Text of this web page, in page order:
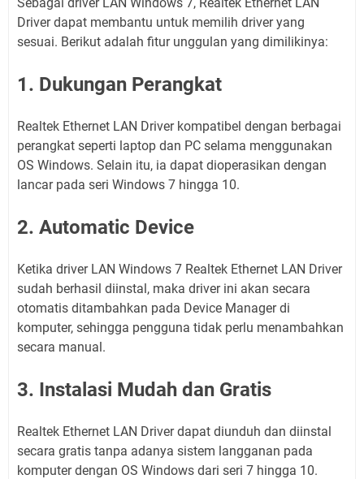
Driver dapat membantu untuk memilih driver yang
sesuai. Berikut adalah fitur unggulan yang dimilikinya:
1. Dukungan Perangkat
Realtek Ethernet LAN Driver kompatibel dengan berbagai
perangkat seperti laptop dan PC selama menggunakan
OS Windows. Selain itu, ia dapat dioperasikan dengan
lancar pada seri Windows 7 hingga 10.
2. Automatic Device
Ketika driver LAN Windows 7 Realtek Ethernet LAN Driver
sudah berhasil diinstal, maka driver ini akan secara
otomatis ditambahkan pada Device Manager di
komputer, sehingga pengguna tidak perlu menambahkan
secara manual.
3. Instalasi Mudah dan Gratis
Realtek Ethernet LAN Driver dapat diunduh dan diinstal
secara gratis tanpa adanya sistem langganan pada
komputer dengan OS Windows dari seri 7 hingga 10.